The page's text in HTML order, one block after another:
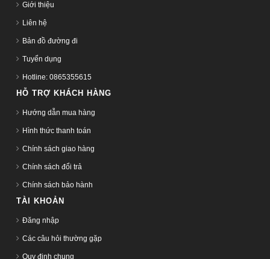
Giới thiệu
Liên hệ
Bản đồ đường đi
Tuyển dụng
Hotline: 0865355615
HỖ TRỢ KHÁCH HÀNG
Hướng dẫn mua hàng
Hình thức thanh toán
Chính sách giao hàng
Chính sách đổi trả
Chính sách bảo hành
TÀI KHOẢN
Đăng nhập
Các câu hỏi thường gặp
Quy định chung